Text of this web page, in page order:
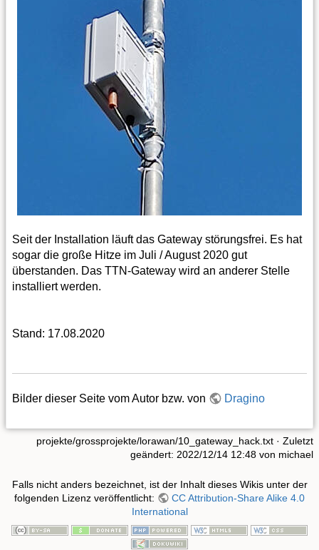
Seit der Installation läuft das Gateway störungsfrei. Es hat
sogar die große Hitze im Juli / August 2020 gut
überstanden. Das TTN-Gateway wird an anderer Stelle
installiert werden.
Stand: 17.08.2020
Bilder dieser Seite vom Autor bzw. von Dragino
projekte/grossprojekte/lorawan/10_gateway_hack.txt · Zuletzt
geändert: 2022/12/14 12:48 von michael
Falls nicht anders bezeichnet, ist der Inhalt dieses Wikis unter der
folgenden Lizenz veröffentlicht:
CC Attribution-Share Alike 4.0
International